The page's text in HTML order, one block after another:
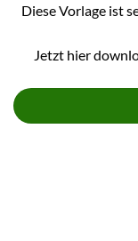
Diese Vorlage ist
Jetzt hier